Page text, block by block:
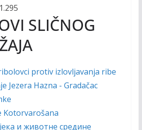
1.295
SLIČNOG
protiv izlovljavanja ribe
Jezera Hazna - Gradačac
Kotorvarošana
и животне средине